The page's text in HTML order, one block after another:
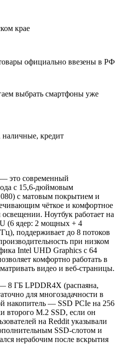
крае
официально ввезены в РФ
выбрать смартфоны уже
наличные, кредит
это современный
с 15,6‑дюймовым
с матовым покрытием и
чёткое и комфортное
Ноутбук работает на
(6 ядер: 2 мощных + 4
поддерживает до 8 потоков
при низком
Intel UHD Graphics с 64
комфортно работать в
видео и веб‑страницы.
8 ГБ LPDDR4X (распаяна,
для многозадачности в
накопитель — SSD PCIe на 256
второго M.2 SSD, если он
на Reddit указывали
SSD‑слотом и
нерабочим после вскрытия